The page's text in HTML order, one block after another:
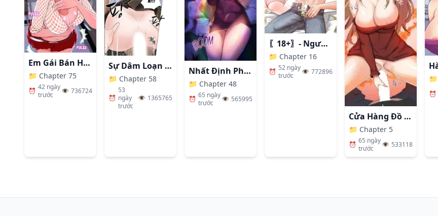
42: Chapter 42
Đăng lúc:65 ngày trước
41: Chapter 41
Đăng lúc:65 ngày trước
39: Chapter 39
Em Gái Bán Hàng Sextoy
📁 Chapter 75
⏰ 42 ngày
trước
👁️ 736724
Sự Dâm Loạn Ở Bệnh Viện
📁 Chapter 58
⏰
53
ngày
trước
👁️ 1365765
Nhất Định Phải Là Chị Ấy
📁 Chapter 48
⏰ 65 ngày
trước
👁️ 565995
〖18+〗- Người Bạn Thanh Mai Trúc Mã Tính Theo Giá Thị Trường
📁 Chapter 16
⏰ 52 ngày
trước
👁️ 772896
Cửa Hàng Đồ Chơi Người Lớn Ở Thế Giới Lạ
📁 Chapter 5
⏰ 65 ngày
trước
👁️ 533118
📁
⏰